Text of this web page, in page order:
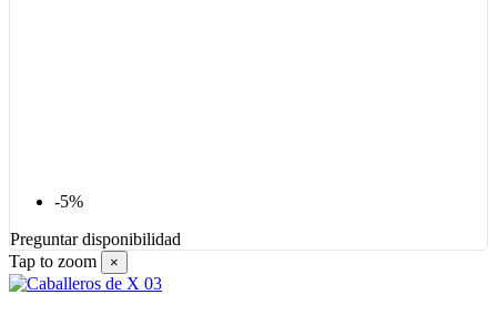
-5%
Preguntar disponibilidad
Tap to zoom
×